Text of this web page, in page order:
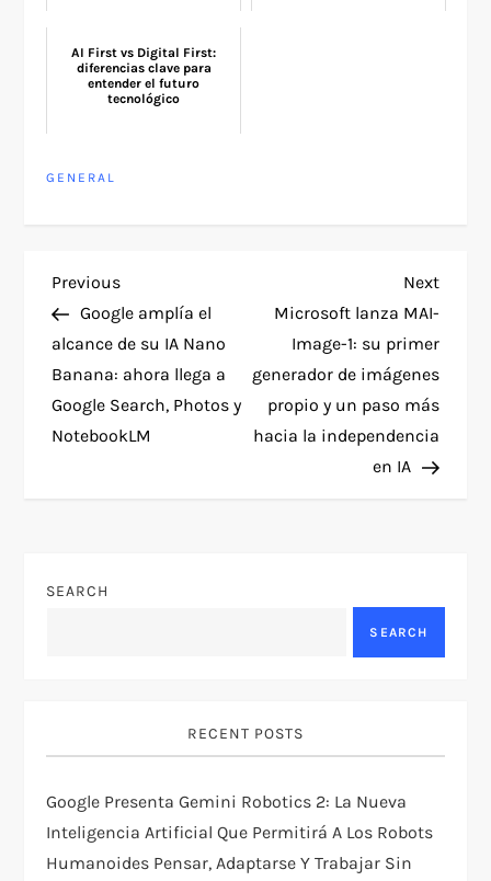
AI First vs Digital First:
diferencias clave para
entender el futuro
tecnológico
GENERAL
P
o
s
t
v
a
t
i
Previous
Post
Previous
Google amplía el
alcance de su IA Nano
Banana: ahora llega a
Google Search, Photos y
NotebookLM
Next
Post
Next
Microsoft lanza MAI-
Image-1: su primer
generador de imágenes
propio y un paso más
hacia la independencia
en IA
SEARCH
SEARCH
RECENT POSTS
Google Presenta Gemini Robotics 2: La Nueva
Inteligencia Artificial Que Permitirá A Los Robots
Humanoides Pensar, Adaptarse Y Trabajar Sin